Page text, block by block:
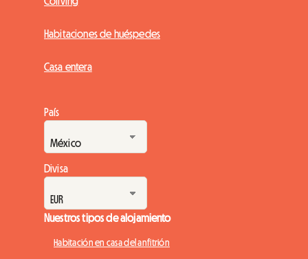
Habitaciones de huéspedes
Casa entera
País
Divisa
Nuestros tipos de alojamiento
Habitación en casa del anfitrión